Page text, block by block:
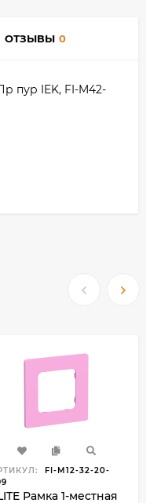
ОТЗЫВЫ 0
пур IEK, FI-M42-
FI-M12-32-20-
Рамка 1-местная